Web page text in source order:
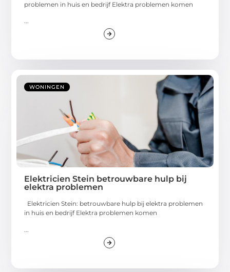
problemen in huis en bedrijf Elektra problemen komen
...
WONINGEN
Elektricien Stein betrouwbare hulp bij
elektra problemen
Elektricien Stein: betrouwbare hulp bij elektra problemen
in huis en bedrijf Elektra problemen komen